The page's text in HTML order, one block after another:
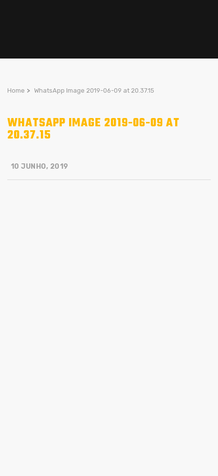
Home > WhatsApp Image 2019-06-09 at 20.37.15
WHATSAPP IMAGE 2019-06-09 AT
20.37.15
10 JUNHO, 2019